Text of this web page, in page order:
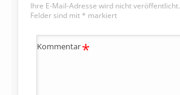
Ihre E-Mail-Adresse wird nicht veröffentlicht.
Felder sind mit * markiert
Kommentar*